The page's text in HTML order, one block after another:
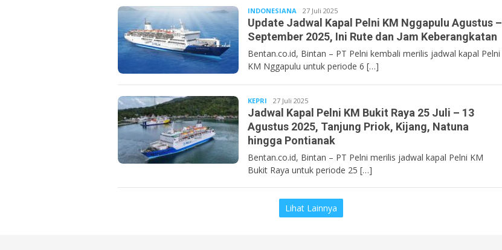
INDONESIANA Bentancoid
27 Juli 2025
Update Jadwal Kapal Pelni KM Nggapulu Agustus –
September 2025, Ini Rute dan Jam Keberangkatan
Bentan.co.id, Bintan – PT Pelni kembali merilis jadwal kapal Pelni
KM Nggapulu untuk periode 6 […]
KEPRI Bentancoid
27 Juli 2025
Jadwal Kapal Pelni KM Bukit Raya 25 Juli – 13
Agustus 2025, Tanjung Priok, Kijang, Natuna
hingga Pontianak
Bentan.co.id, Bintan – PT Pelni merilis jadwal kapal Pelni KM
Bukit Raya untuk periode 25 […]
Lihat Lainnya